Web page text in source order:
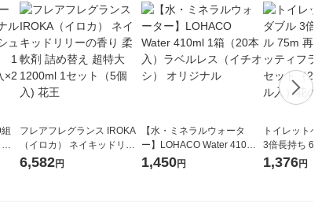
フレアフレグランス IROKA
（イロカ） ネイキッドリリ
ーの香り 柔軟剤 詰め替え 超
6,582円
【水・ミネラルウォータ
ー】LOHACO Water 410ml
1箱（20本入）ラベルレス
1,450円
トイレットペ
3倍長持ち 6ロール
紙配合 スコッ
1,376円